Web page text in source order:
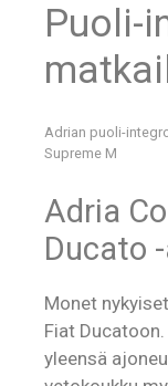
Puoli-
Adrian puoli-
Supreme M
Adria
Ducato
Monet
Fiat
yleensä